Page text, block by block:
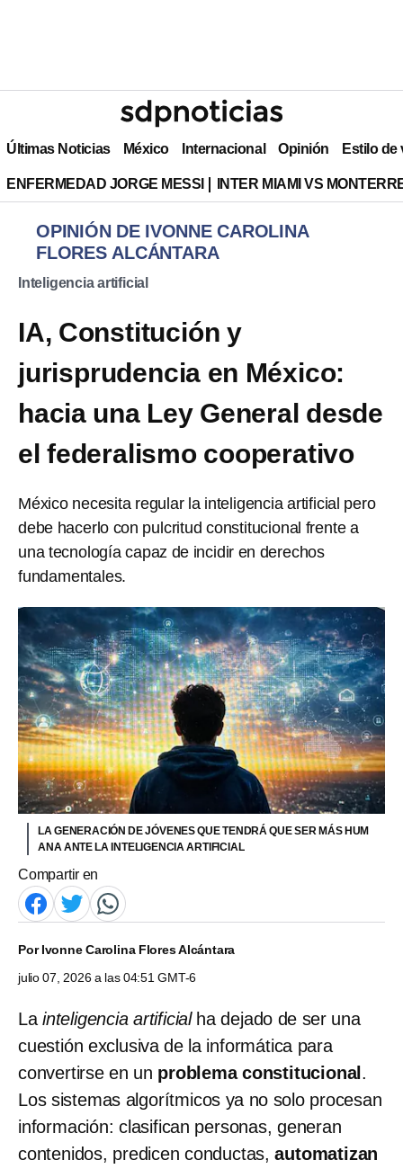
Últimas Noticias México Internacional Opinión Estilo de
ENFERMEDAD JORGE MESSI INTER MIAMI VS
OPINIÓN DE IVONNE CAROLINA
FLORES ALCÁNTARA
Inteligencia artificial
IA, Constitución y
jurisprudencia en México:
hacia una Ley General desde
el federalismo cooperativo
México necesita regular la inteligencia artificial pero
debe hacerlo con pulcritud constitucional frente a
una tecnología capaz de incidir en derechos
fundamentales.
LA GENERACIÓN DE JÓVENES QUE TENDRÁ QUE SER MÁS HUM
ANA ANTE LA INTELIGENCIA ARTIFICIAL
Compartir en
PorIvonne Carolina Flores Alcántara
julio 07, 2026 a las 04:51 GMT-6
La inteligencia artificialha dejado de ser una
cuestión exclusiva de la informática para
convertirse en un problema constitucional .
Los sistemas algorítmicos ya no solo procesan
información: clasifican personas, generan
contenidos, predicen conductas,automatizan